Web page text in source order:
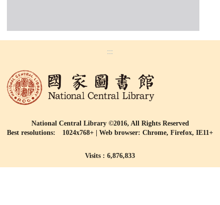
:::
National Central Library ©2016, All Rights Reserved
Best resolutions: 1024x768+ | Web browser: Chrome, Firefox, IE11+
Visits : 6,876,833